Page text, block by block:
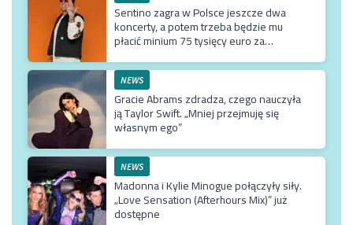
Sentino zagra w Polsce jeszcze dwa
koncerty, a potem trzeba będzie mu
płacić minium 75 tysięcy euro za
NEWS
Gracie Abrams zdradza, czego nauczyła
ją Taylor Swift. „Mniej przejmuję się
własnym ego”
NEWS
Madonna i Kylie Minogue połączyły siły.
„Love Sensation (Afterhours Mix)” już
dostępne